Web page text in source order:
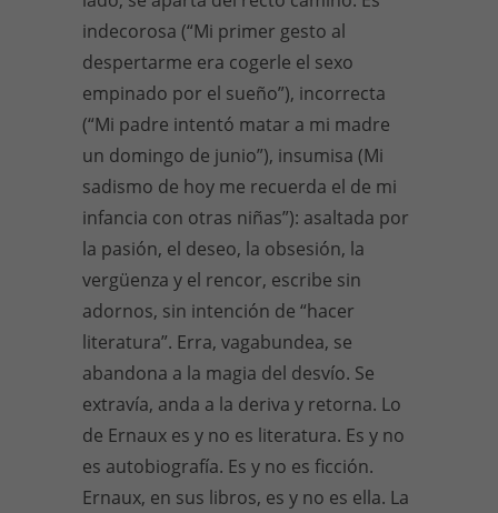
indecorosa (“Mi primer gesto al
despertarme era cogerle el sexo
empinado por el sueño”), incorrecta
(“Mi padre intentó matar a mi madre
un domingo de junio”), insumisa (Mi
sadismo de hoy me recuerda el de mi
infancia con otras niñas”): asaltada por
la pasión, el deseo, la obsesión, la
vergüenza y el rencor, escribe sin
adornos, sin intención de “hacer
literatura”. Erra, vagabundea, se
abandona a la magia del desvío. Se
extravía, anda a la deriva y retorna. Lo
de Ernaux es y no es literatura. Es y no
es autobiografía. Es y no es ficción.
Ernaux, en sus libros, es y no es ella. La